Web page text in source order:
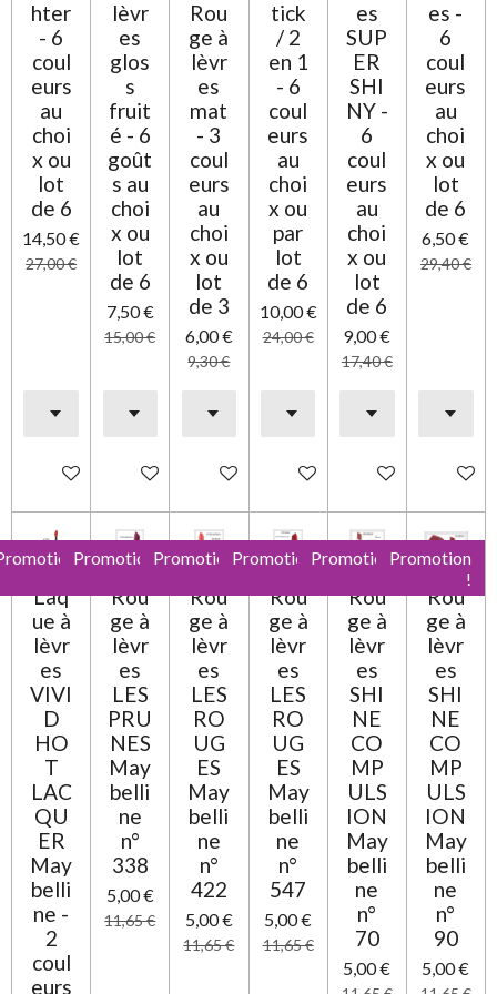
hter
- 6
coul
eurs
au
choi
x ou
lot
de 6
14,50 €
27,00 €
Ajouter au panier
lèvr
es
glos
s
fruit
é - 6
goût
s au
choi
x ou
lot
de 6
7,50 €
15,00 €
Ajouter au panier
Rou
ge à
lèvr
es
mat
- 3
coul
eurs
au
choi
x ou
lot
de 3
6,00 €
9,30 €
Ajouter au panier
tick
/ 2
en 1
- 6
coul
eurs
au
choi
x ou
par
lot
de 6
10,00 €
24,00 €
Ajouter au panier
es
SUP
ER
SHI
NY -
6
coul
eurs
au
choi
x ou
lot
de 6
9,00 €
17,40 €
Ajouter au panier
es -
6
coul
eurs
au
choi
x ou
lot
de 6
6,50 €
29,40 €
Ajouter
Laq
ue à
lèvr
es
VIVI
D
HO
T
LAC
QU
ER
May
belli
ne -
2
coul
eurs
Promotion
Rou
ge à
lèvr
es
LES
PRU
NES
May
belli
ne
n°
338
5,00 €
11,65 €
Promotion
Rou
ge à
lèvr
es
LES
RO
UG
ES
May
belli
ne
n°
422
5,00 €
11,65 €
Promotion
Rou
ge à
lèvr
es
LES
RO
UG
ES
May
belli
ne
n°
547
5,00 €
11,65 €
Promotion
Rou
ge à
lèvr
es
SHI
NE
CO
MP
ULS
ION
May
belli
ne
n°
70
5,00 €
Promotion
!
Rou
ge à
lèvr
es
SHI
NE
CO
MP
ULS
ION
May
belli
ne
n°
90
5,00 €